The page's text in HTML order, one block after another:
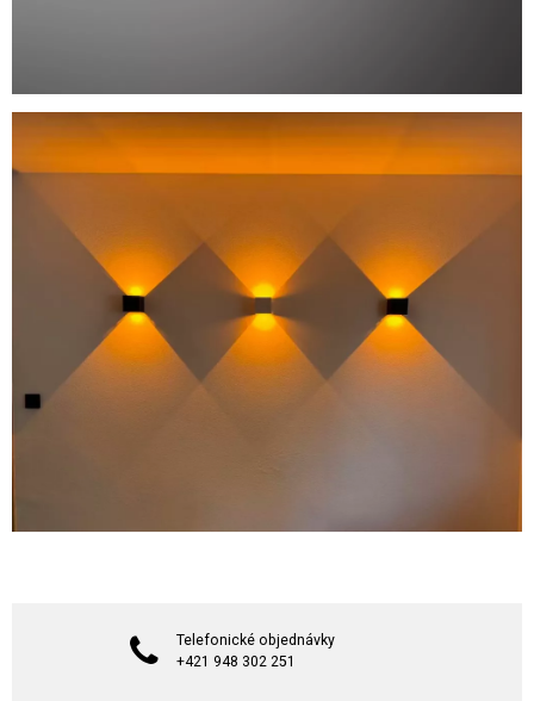
Telefonické objednávky
+421 948 302 251